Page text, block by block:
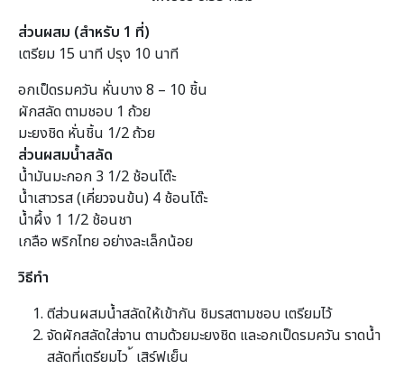
ส่วนผสม (สำหรับ 1 ที่)
เตรียม 15 นาที ปรุง 10 นาที
อกเป็ดรมควัน หั่นบาง 8 – 10 ชิ้น
ผักสลัด ตามชอบ 1 ถ้วย
มะยงชิด หั่นชิ้น 1/2 ถ้วย
ส่วนผสมน้ำสลัด
น้ำมันมะกอก 3 1/2 ช้อนโต๊ะ
น้ำเสาวรส (เคี่ยวจนข้น) 4 ช้อนโต๊ะ
น้ำผึ้ง 1 1/2 ช้อนชา
เกลือ พริกไทย อย่างละเล็กน้อย
วิธีทำ
ตีส่วนผสมน้ำสลัดให้เข้ากัน ชิมรสตามชอบ เตรียมไว้
จัดผักสลัดใส่จาน ตามด้วยมะยงชิด และอกเป็ดรมควัน ราดน้ำ
สลัดที่เตรียมไว ้ เสิร์ฟเย็น